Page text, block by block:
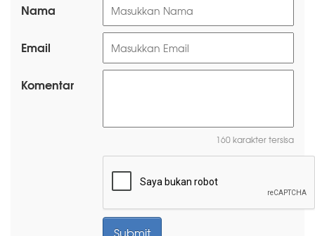
Nama
Email
Komentar
160 karakter tersisa